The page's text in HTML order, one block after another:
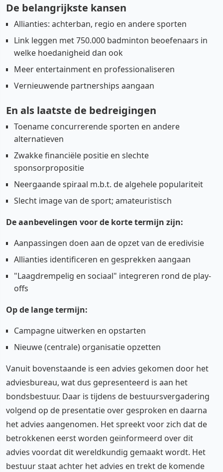
De belangrijkste kansen
Allianties: achterban, regio en andere sporten
Link leggen met 750.000 badminton beoefenaars in
welke hoedanigheid dan ook
Meer entertainment en professionaliseren
Vernieuwende partnerships aangaan
En als laatste de bedreigingen
Toename concurrerende sporten en andere
alternatieven
Zwakke financiële positie en slechte
sponsorpropositie
Neergaande spiraal m.b.t. de algehele populariteit
Slecht image van de sport; amateuristisch
De aanbevelingen voor de korte termijn zijn:
Aanpassingen doen aan de opzet van de eredivisie
Allianties identificeren en gesprekken aangaan
"Laagdrempelig en sociaal" integreren rond de play-
offs
Op de lange termijn:
Campagne uitwerken en opstarten
Nieuwe (centrale) organisatie opzetten
Vanuit bovenstaande is een advies gekomen door het
adviesbureau, wat dus gepresenteerd is aan het
bondsbestuur. Daar is tijdens de bestuursvergadering
volgend op de presentatie over gesproken en daarna
het advies aangenomen. Het spreekt voor zich dat de
betrokkenen eerst worden geïnformeerd over dit
advies voordat dit wereldkundig gemaakt wordt. Het
bestuur staat achter het advies en trekt de komende